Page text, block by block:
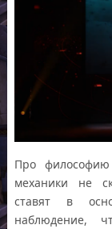
Про
механики не
ставят в
наблюдение,